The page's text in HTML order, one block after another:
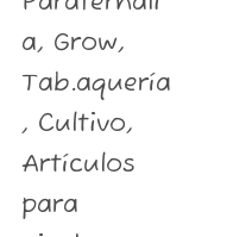
a, Grow,
Tab.aquería
, Cultivo,
Artículos
para